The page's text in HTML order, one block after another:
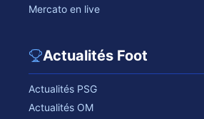
Mercato en live
Actualités Foot
Actualités PSG
Actualités OM